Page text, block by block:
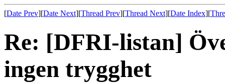
[Date Prev][Date Next][Thread Prev][Thread Next][Date Index][
Re: [DFRI-listan]
ingen trygghet